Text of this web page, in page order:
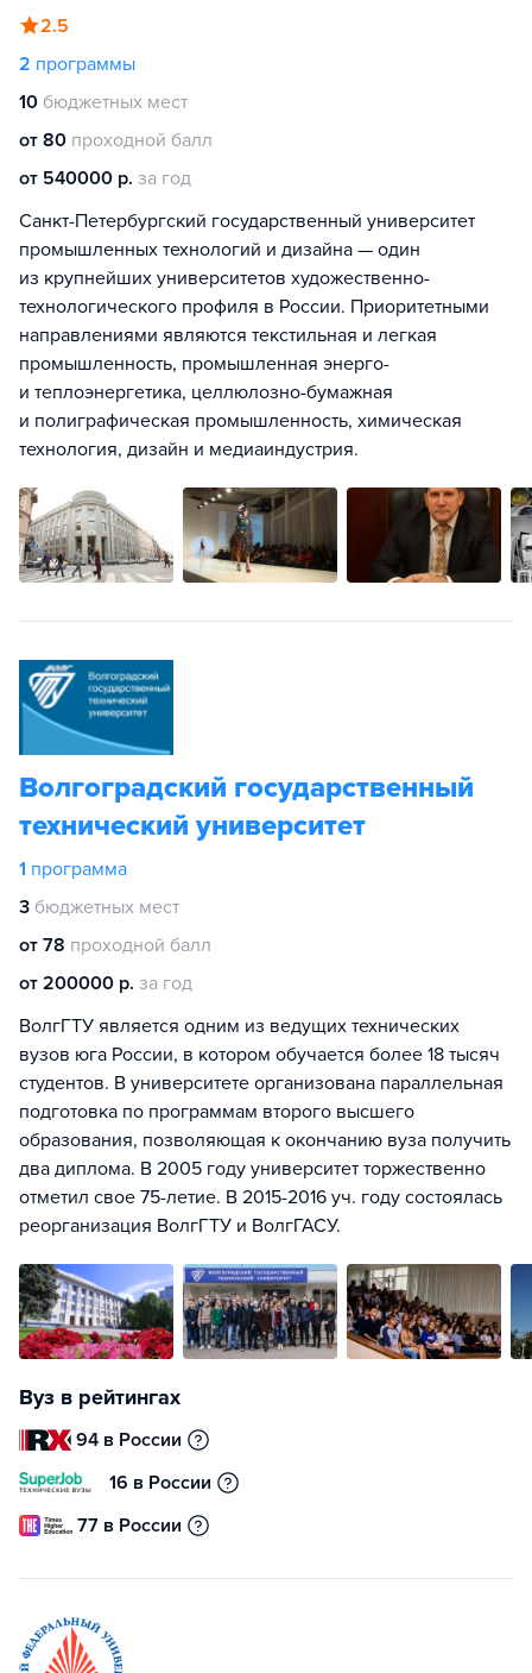
2.5
2 программы
10 бюджетных мест
от 80 проходной балл
от 540000 р. за год
Санкт-Петербургский государственный университет
промышленных технологий и дизайна — один
из крупнейших университетов художественно-
технологического профиля в России. Приоритетными
направлениями являются текстильная и легкая
промышленность, промышленная энерго-
и теплоэнергетика, целлюлозно-бумажная
и полиграфическая промышленность, химическая
технология, дизайн и медиаиндустрия.
Волгоградский государственный
технический университет
1 программа
3 бюджетных мест
от 78 проходной балл
от 200000 р. за год
ВолгГТУ является одним из ведущих технических
вузов юга России, в котором обучается более 18 тысяч
студентов. В университете организована параллельная
подготовка по программам второго высшего
образования, позволяющая к окончанию вуза получить
два диплома. В 2005 году университет торжественно
отметил свое 75-летие. В 2015-2016 уч. году состоялась
реорганизация ВолгГТУ и ВолгГАСУ.
Вуз в рейтингах
94 в России
16 в России
77 в России